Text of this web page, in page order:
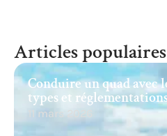
Articles populaires
Conduire un quad avec
types et
11 mars 2026